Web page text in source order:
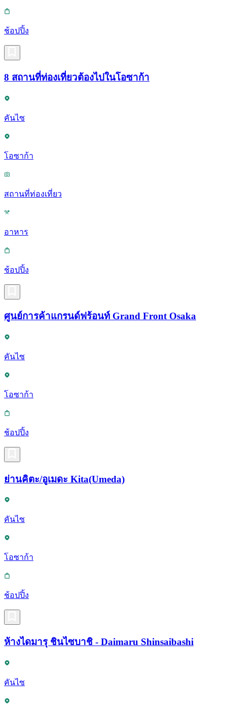
ช้อปปิ้ง
8 สถานที่ท่องเที่ยวต้องไปในโอซาก้า
คันไซ
โอซาก้า
สถานที่ท่องเที่ยว
อาหาร
ช้อปปิ้ง
ศูนย์การค้าแกรนด์ฟร้อนท์ Grand Front Osaka
คันไซ
โอซาก้า
ช้อปปิ้ง
ย่านคิตะ/อูเมดะ Kita(Umeda)
คันไซ
โอซาก้า
ช้อปปิ้ง
ห้างไดมารุ ชินไซบาชิ - Daimaru Shinsaibashi
คันไซ